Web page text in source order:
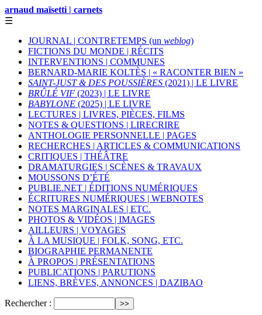
arnaud maïsetti | carnets
☰
JOURNAL | CONTRETEMPS (un weblog)
FICTIONS DU MONDE | RÉCITS
INTERVENTIONS | COMMUNES
BERNARD-MARIE KOLTÈS | « RACONTER BIEN »
SAINT-JUST & DES POUSSIÈRES (2021) | LE LIVRE
BRÛLÉ VIF (2023) | LE LIVRE
BABYLONE (2025) | LE LIVRE
LECTURES | LIVRES, PIÈCES, FILMS
NOTES & QUESTIONS | LIRECRIRE
ANTHOLOGIE PERSONNELLE | PAGES
RECHERCHES | ARTICLES & COMMUNICATIONS
CRITIQUES | THÉÂTRE
DRAMATURGIES | SCÈNES & TRAVAUX
MOUSSONS D’ÉTÉ
PUBLIE.NET | ÉDITIONS NUMÉRIQUES
ÉCRITURES NUMÉRIQUES | WEBNOTES
NOTES MARGINALES | ETC.
PHOTOS & VIDÉOS | IMAGES
AILLEURS | VOYAGES
À LA MUSIQUE | FOLK, SONG, ETC.
BIOGRAPHIE PERMANENTE
À PROPOS | PRÉSENTATIONS
PUBLICATIONS | PARUTIONS
LIENS, BRÈVES, ANNONCES | DAZIBAO
Rechercher :